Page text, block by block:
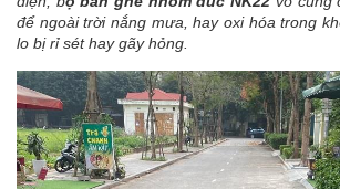
để ngoài trời nắng mưa, hay oxi hóa trong
lo bị rỉ sét hay gãy hỏng.